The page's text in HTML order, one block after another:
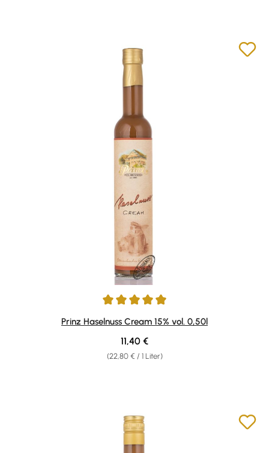
Durchschnittliche Bewertung von 4.95 von 5 Sternen
Prinz Haselnuss Cream 15% vol. 0,50l
(22,80 € / 1 Liter)
Regulärer Preis:
11,40 €